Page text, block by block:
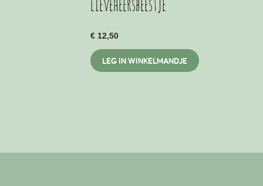
lieveheersbeestje
€ 12,50
LEG IN WINKELMANDJE